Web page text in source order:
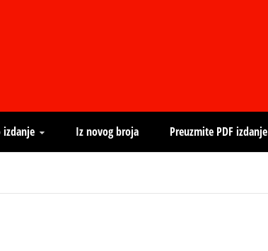
izdanje Iz novog broja Preuzmite PDF izdanje